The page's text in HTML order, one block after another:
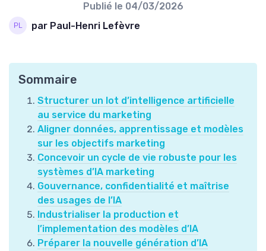
Publié le 04/03/2026
par Paul-Henri Lefèvre
Sommaire
Structurer un lot d’intelligence artificielle
au service du marketing
Aligner données, apprentissage et modèles
sur les objectifs marketing
Concevoir un cycle de vie robuste pour les
systèmes d’IA marketing
Gouvernance, confidentialité et maîtrise
des usages de l’IA
Industrialiser la production et
l’implementation des modèles d’IA
Préparer la nouvelle génération d’IA